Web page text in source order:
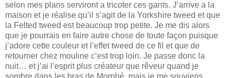
selon mes plans serviront a tricoter ces gants. J’arrive a la
maison et je réalise qu’il s’agit de la Yorkshire tweed et que
la Felted tweed est beaucoup trop petite. Je me dis alors
que je pourrais en faire autre chose de toute façon puisque
j’adore cette couleur et l’effet tweed de ce fil et que de
retourner chez mouline c’est trop loin. Je passe donc la
nuit… et j’ai l’esprit plus créateur que rêveur quand je